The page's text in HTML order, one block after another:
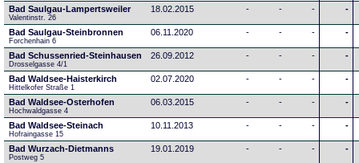
Bad Saulgau-Lampertsweiler
Valentinstr. 26
18.02.2015 - - - -
Bad Saulgau-Steinbronnen
Forchenhain 6
06.11.2020 - - - -
Bad Schussenried-Steinhausen
Drosselgasse 4/1
26.09.2012 - - - -
Bad Waldsee-Haisterkirch
Hittelkofer Straße 1
02.07.2020 - - - -
Bad Waldsee-Osterhofen
Hochwaldgasse 4
06.03.2015 - - - -
Bad Waldsee-Steinach
Hofraingasse 15
10.11.2013 - - - -
Bad Wurzach-Dietmanns
Postweg 5
19.01.2019 - - - -